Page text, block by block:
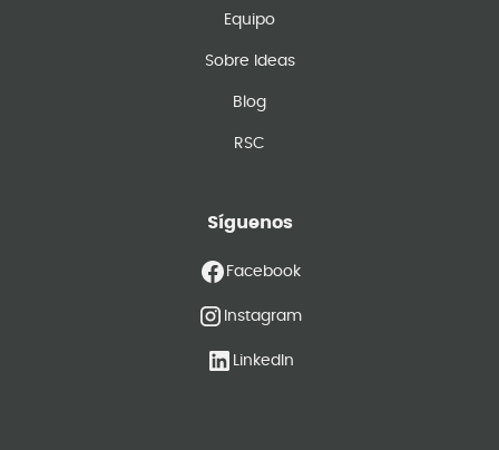
Equipo
Sobre Ideas
Blog
RSC
Síguenos
Facebook
Instagram
LinkedIn